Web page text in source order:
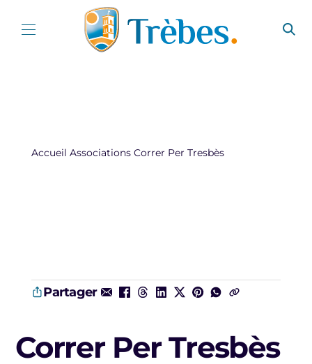
Accueil Associations Correr Per Tresbès
Partager
Correr Per Tresbès